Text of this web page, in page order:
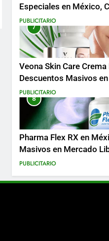
Especiales en México,
Colombia, Perú ,
Más
PUBLICITARIO
7
Veona Skin Care
Descuentos Masivos
PUBLICITARIO
8
Pharma Flex RX en
Masivos en Mercado
PUBLICITARIO